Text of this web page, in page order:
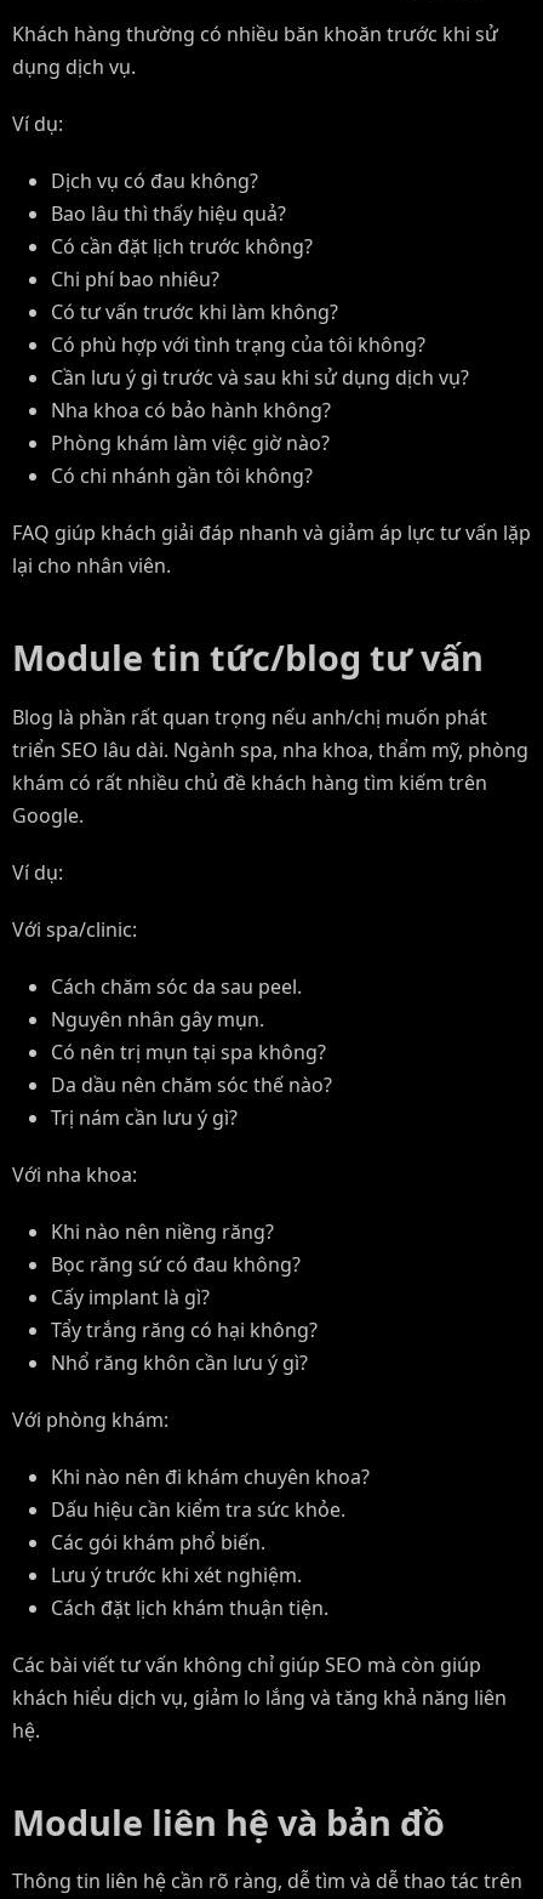
Khách hàng thường có nhiều băn khoăn trước khi sử
dụng dịch vụ.
Ví dụ:
Dịch vụ có đau không?
Bao lâu thì thấy hiệu quả?
Có cần đặt lịch trước không?
Chi phí bao nhiêu?
Có tư vấn trước khi làm không?
Có phù hợp với tình trạng của tôi không?
Cần lưu ý gì trước và sau khi sử dụng dịch vụ?
Nha khoa có bảo hành không?
Phòng khám làm việc giờ nào?
Có chi nhánh gần tôi không?
FAQ giúp khách giải đáp nhanh và giảm áp lực tư vấn lặp
lại cho nhân viên.
Module tin tức/blog tư vấn
Blog là phần rất quan trọng nếu anh/chị muốn phát
triển SEO lâu dài. Ngành spa, nha khoa, thẩm mỹ, phòng
khám có rất nhiều chủ đề khách hàng tìm kiếm trên
Google.
Ví dụ:
Với spa/clinic:
Cách chăm sóc da sau peel.
Nguyên nhân gây mụn.
Có nên trị mụn tại spa không?
Da dầu nên chăm sóc thế nào?
Trị nám cần lưu ý gì?
Với nha khoa:
Khi nào nên niềng răng?
Bọc răng sứ có đau không?
Cấy implant là gì?
Tẩy trắng răng có hại không?
Nhổ răng khôn cần lưu ý gì?
Với phòng khám:
Khi nào nên đi khám chuyên khoa?
Dấu hiệu cần kiểm tra sức khỏe.
Các gói khám phổ biến.
Lưu ý trước khi xét nghiệm.
Cách đặt lịch khám thuận tiện.
Các bài viết tư vấn không chỉ giúp SEO mà còn giúp
khách hiểu dịch vụ, giảm lo lắng và tăng khả năng liên
hệ.
Module liên hệ và bản đồ
Thông tin liên hệ cần rõ ràng, dễ tìm và dễ thao tác trên